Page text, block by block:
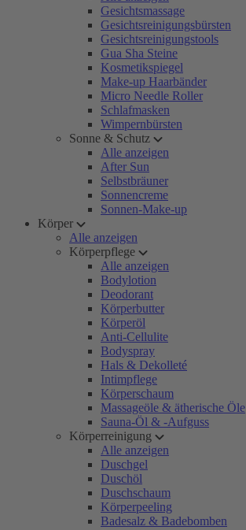
Gesichtsmassage
Gesichtsreinigungsbürsten
Gesichtsreinigungstools
Gua Sha Steine
Kosmetikspiegel
Make-up Haarbänder
Micro Needle Roller
Schlafmasken
Wimpernbürsten
Sonne & Schutz
Alle anzeigen
After Sun
Selbstbräuner
Sonnencreme
Sonnen-Make-up
Körper
Alle anzeigen
Körperpflege
Alle anzeigen
Bodylotion
Deodorant
Körperbutter
Körperöl
Anti-Cellulite
Bodyspray
Hals & Dekolleté
Intimpflege
Körperschaum
Massageöle & ätherische Öle
Sauna-Öl & -Aufguss
Körperreinigung
Alle anzeigen
Duschgel
Duschöl
Duschschaum
Körperpeeling
Badesalz & Badebomben